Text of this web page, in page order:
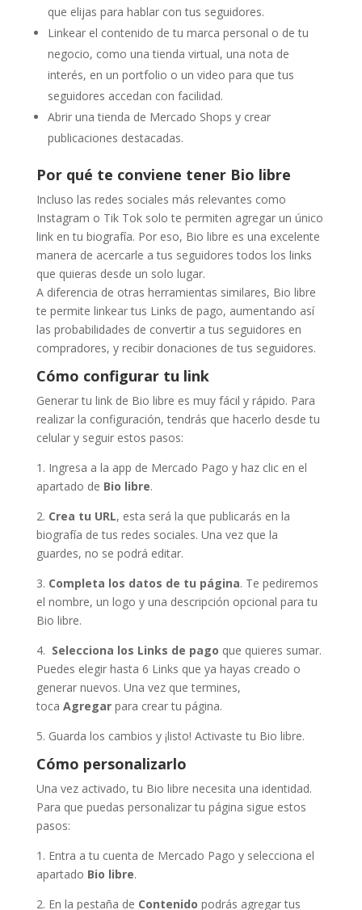
que elijas para hablar con tus seguidores.
Linkear el contenido de tu marca personal o de tu
negocio, como una tienda virtual, una nota de
interés, en un portfolio o un video para que tus
seguidores accedan con facilidad.
Abrir una tienda de Mercado Shops y crear
publicaciones destacadas.
Por qué te conviene tener Bio libre
Incluso las redes sociales más relevantes como
Instagram o Tik Tok solo te permiten agregar un único
link en tu biografía. Por eso, Bio libre es una excelente
manera de acercarle a tus seguidores todos los links
que quieras desde un solo lugar.
A diferencia de otras herramientas similares, Bio libre
te permite linkear tus Links de pago, aumentando así
las probabilidades de convertir a tus seguidores en
compradores, y recibir donaciones de tus seguidores.
Cómo configurar tu link
Generar tu link de Bio libre es muy fácil y rápido. Para
realizar la configuración, tendrás que hacerlo desde tu
celular y seguir estos pasos:
1. Ingresa a la app de Mercado Pago y haz clic en el
apartado de Bio libre.
2. Crea tu URL, esta será la que publicarás en la
biografía de tus redes sociales. Una vez que la
guardes, no se podrá editar.
3. Completa los datos de tu página. Te pediremos
el nombre, un logo y una descripción opcional para tu
Bio libre.
4. Selecciona los Links de pago que quieres sumar.
Puedes elegir hasta 6 Links que ya hayas creado o
generar nuevos. Una vez que termines,
toca Agregar para crear tu página.
5. Guarda los cambios y ¡listo! Activaste tu Bio libre.
Cómo personalizarlo
Una vez activado, tu Bio libre necesita una identidad.
Para que puedas personalizar tu página sigue estos
pasos:
1. Entra a tu cuenta de Mercado Pago y selecciona el
apartado Bio libre.
2. En la pestaña de Contenido podrás agregar tus